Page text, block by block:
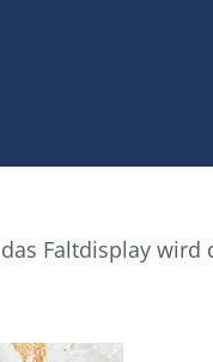
Faltdisplay wird